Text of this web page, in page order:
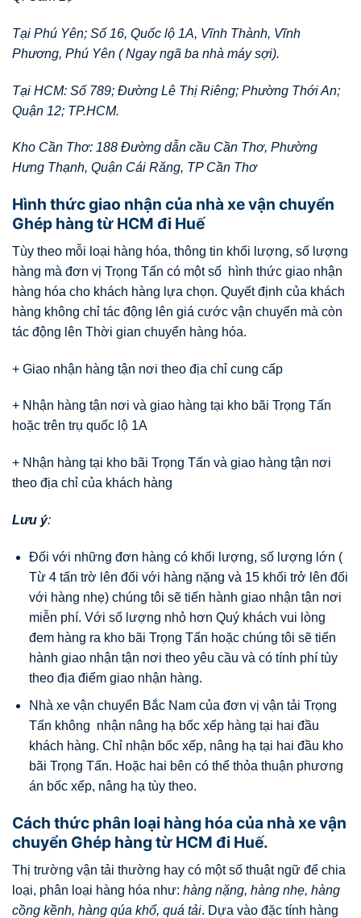
Tại Phú Yên; Số 16, Quốc lộ 1A, Vĩnh Thành, Vĩnh
Phương, Phú Yên ( Ngay ngã ba nhà máy sợi).
Tại HCM: Số 789; Đường Lê Thị Riêng; Phường Thới An;
Quận 12; TP.HCM.
Kho Cần Thơ: 188 Đường dẫn cầu Cần Thơ, Phường
Hưng Thạnh, Quận Cái Răng, TP Cần Thơ
Hình thức giao nhận của nhà xe vận chuyển
Ghép hàng từ HCM đi Huế
Tùy theo mỗi loại hàng hóa, thông tin khối lượng, số lượng
hàng mà đơn vị Trọng Tấn có một số hình thức giao nhận
hàng hóa cho khách hàng lựa chọn. Quyết định của khách
hàng không chỉ tác động lên giá cước vận chuyển mà còn
tác động lên Thời gian chuyển hàng hóa.
+ Giao nhận hàng tận nơi theo địa chỉ cung cấp
+ Nhận hàng tận nơi và giao hàng tại kho bãi Trọng Tấn
hoặc trên trụ quốc lộ 1A
+ Nhận hàng tại kho bãi Trọng Tấn và giao hàng tận nơi
theo địa chỉ của khách hàng
Lưu ý:
Đối với những đơn hàng có khối lượng, số lượng lớn (
Từ 4 tấn trờ lên đối với hàng nặng và 15 khối trở lên đối
với hàng nhẹ) chúng tôi sẽ tiến hành giao nhận tận nơi
miễn phí. Với số lượng nhỏ hơn Quý khách vui lòng
đem hàng ra kho bãi Trọng Tấn hoặc chúng tôi sẽ tiến
hành giao nhận tận nơi theo yêu cầu và có tính phí tùy
theo địa điểm giao nhận hàng.
Nhà xe vận chuyển Bắc Nam của đơn vị vận tải Trọng
Tấn không nhận nâng hạ bốc xếp hàng tại hai đầu
khách hàng. Chỉ nhận bốc xếp, nâng hạ tại hai đầu kho
bãi Trọng Tấn. Hoặc hai bên có thể thỏa thuận phương
án bốc xếp, nâng hạ tùy theo.
Cách thức phân loại hàng hóa của nhà xe vận
chuyển Ghép hàng từ HCM đi Huế.
Thị trường vận tải thường hay có một số thuật ngữ để chia
loại, phân loại hàng hóa như: hàng nặng, hàng nhẹ, hàng
cồng kềnh, hàng qúa khổ, quá tải. Dựa vào đặc tính hàng